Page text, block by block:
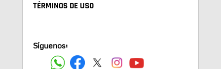
TÉRMINOS DE USO
Síguenos: